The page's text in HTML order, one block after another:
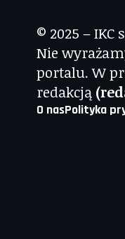
© 2025 – IKC
Nie
portalu. W
redakcją
O nasPolityka